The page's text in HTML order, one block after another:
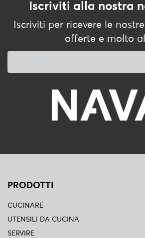
Iscriviti alla nostra
Iscriviti per ricevere le
offerte e molto
PRODOTTI
CUCINARE
UTENSILI DA CUCINA
SERVIRE